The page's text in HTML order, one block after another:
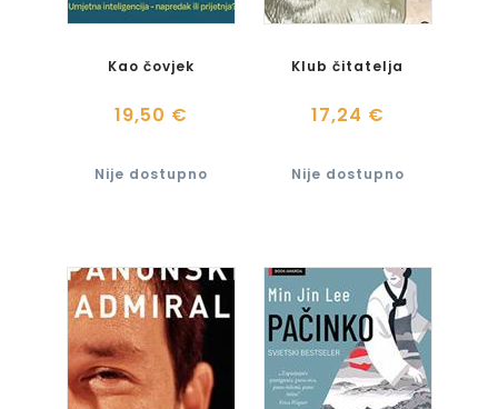
Kao čovjek
19,50 €
Nije dostupno
Klub čitatelja
17,24 €
Nije dostupno